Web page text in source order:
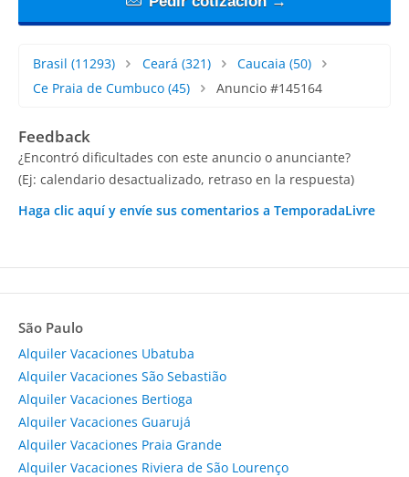
Brasil (11293) Ceará (321) Caucaia (50)
Ce Praia de Cumbuco (45) Anuncio #145164
Feedback
¿Encontró dificultades con este anuncio o anunciante?
(Ej: calendario desactualizado, retraso en la respuesta)
Haga clic aquí y envíe sus comentarios a TemporadaLivre
São Paulo
Alquiler Vacaciones Ubatuba
Alquiler Vacaciones São Sebastião
Alquiler Vacaciones Bertioga
Alquiler Vacaciones Guarujá
Alquiler Vacaciones Praia Grande
Alquiler Vacaciones Riviera de São Lourenço